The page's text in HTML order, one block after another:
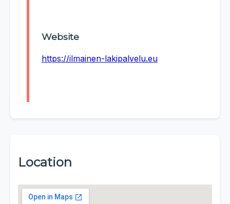
Website
https://ilmainen-lakipalvelu.eu
Location